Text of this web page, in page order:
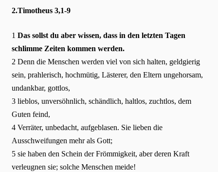
2.Timotheus 3,1-9
1 Das sollst du aber wissen, dass in den letzten Tagen
schlimme Zeiten kommen werden.
2 Denn die Menschen werden viel von sich halten, geldgierig
sein, prahlerisch, hochmütig, Lästerer, den Eltern ungehorsam,
undankbar, gottlos,
3 lieblos, unversöhnlich, schändlich, haltlos, zuchtlos, dem
Guten feind,
4 Verräter, unbedacht, aufgeblasen. Sie lieben die
Ausschweifungen mehr als Gott;
5 sie haben den Schein der Frömmigkeit, aber deren Kraft
verleugnen sie; solche Menschen meide!